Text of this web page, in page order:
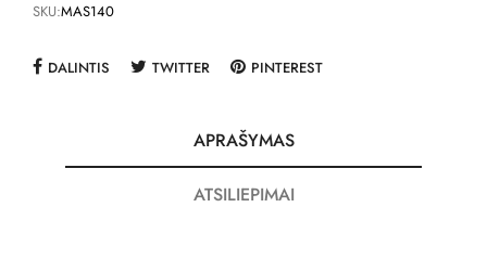
SKU:MAS140
DALINTIS TWITTER PINTEREST
APRAŠYMAS
ATSILIEPIMAI